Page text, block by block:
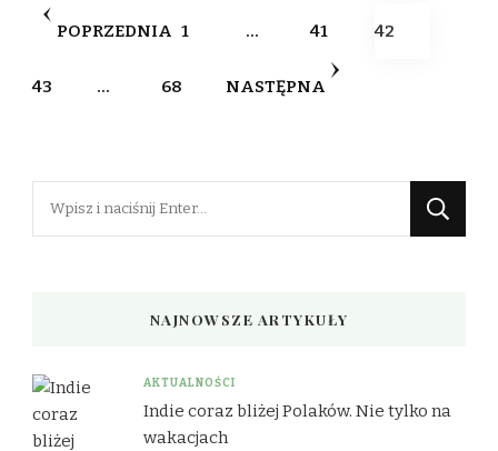
Stronicowanie
POPRZEDNIA STRONA
1 … STRONA
41 STRONA
42
STRONA
43 … STRONA
68 NASTĘPNA
NAJNOWSZE ARTYKUŁY
AKTUALNOŚCI
Indie coraz bliżej Polaków. Nie tylko na
wakacjach